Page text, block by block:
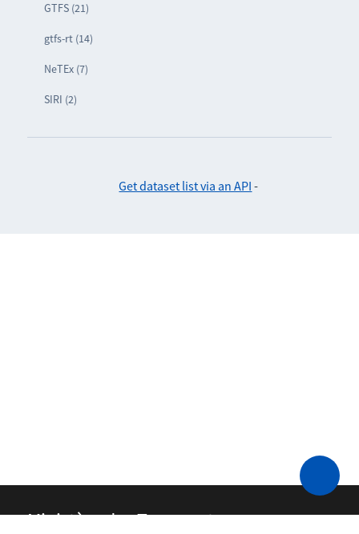
GTFS (21)
gtfs-rt (14)
NeTEx (7)
SIRI (2)
Get dataset list via an API -
Ministère des Transports